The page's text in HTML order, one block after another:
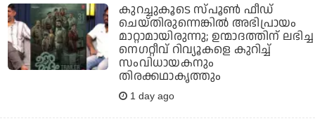
കുറച്ചുകൂടെ സ്പൂണ്‍ ഫീഡ്
ചെയ്തിരുന്നെങ്കില്‍ അഭിപ്രായം
മാറ്റാമായിരുന്നു; ഉന്മാദത്തിന് ലഭിച്ച
നെഗറ്റീവ് റിവ്യൂകളെ കുറിച്ച്
സംവിധായകനും
തിരക്കഥാകൃത്തും
1 day ago